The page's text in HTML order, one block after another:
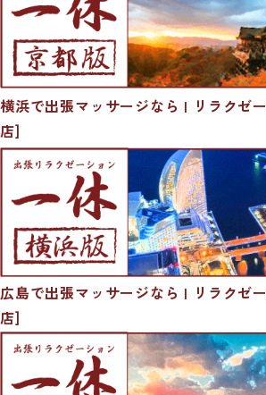
横浜で出張マッサージなら | リラクゼ
店]
広島で出張マッサージなら | リラクゼ
店]